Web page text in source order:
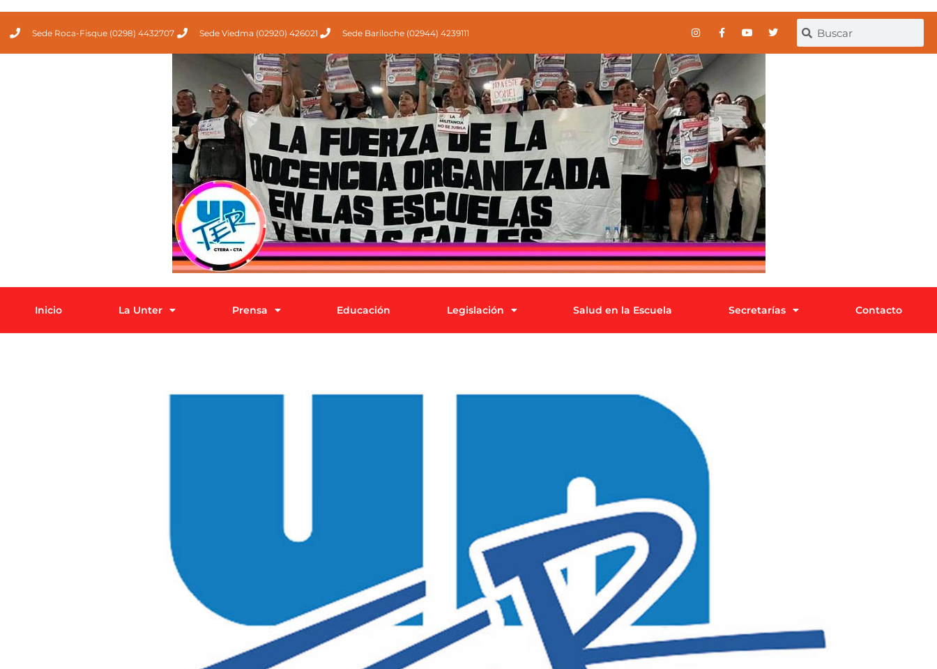
Sede Roca-Fisque (0298) 4432707 Sede Viedma (02920) 426021 Sede Bariloche (02944) 4239111
Inicio La Unter Prensa Educación Legislación Salud en la Escuela Secretarías Contacto